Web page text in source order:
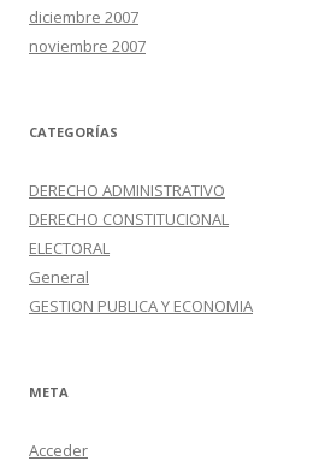
diciembre 2007
noviembre 2007
CATEGORÍAS
DERECHO ADMINISTRATIVO
DERECHO CONSTITUCIONAL
ELECTORAL
General
GESTION PUBLICA Y ECONOMIA
META
Acceder